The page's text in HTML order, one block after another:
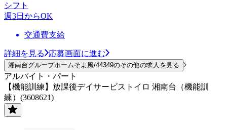
シフト
週3日からOK
交通費支給
詳細を見る 応募画面に進む
湘南台グループホームそよ風/44349のその他の求人を見る
アルバイト・パート
【機能訓練】放課後デイサービストイロ 湘南台（機能訓
練）(3608621)